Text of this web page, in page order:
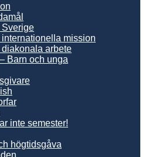
Sverige
internationella mission
diakonala arbete
Barn och unga
inte semester!
högtidsgåva